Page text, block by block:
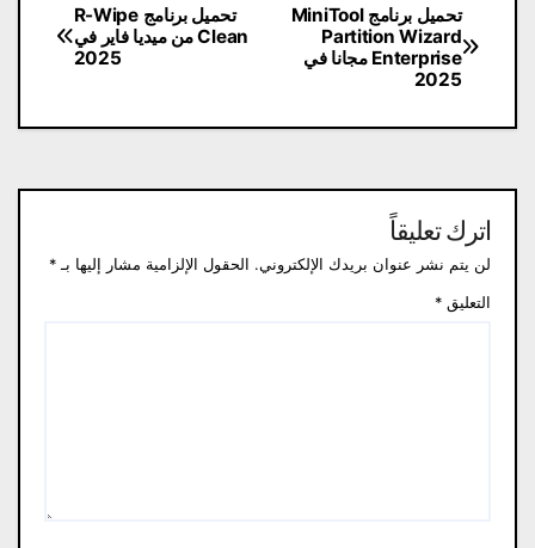
تصفّح
المقالات
تحميل برنامج R-Wipe
Clean من ميديا ​​فاير في
2025
تحميل برنامج MiniTool
Partition Wizard
Enterprise مجانا في
2025
اترك تعليقاً
لن يتم نشر عنوان بريدك الإلكتروني. الحقول الإلزامية مشار إليها بـ *
التعليق *